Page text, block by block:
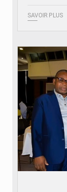
SAVOIR PLUS